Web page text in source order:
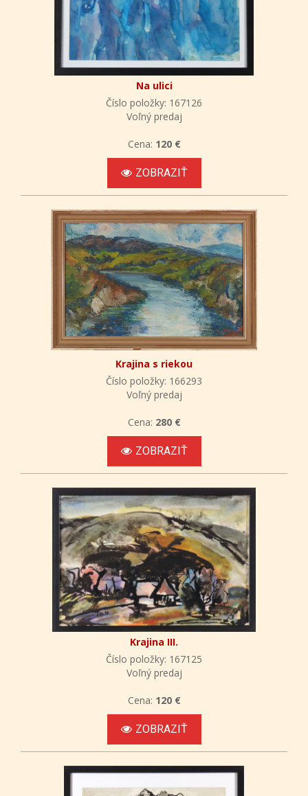
Na ulici
Číslo položky: 167126
Voľný predaj
Cena: 120 €
ZOBRAZIŤ
Krajina s riekou
Číslo položky: 166293
Voľný predaj
Cena: 280 €
ZOBRAZIŤ
Krajina III.
Číslo položky: 167125
Voľný predaj
Cena: 120 €
ZOBRAZIŤ